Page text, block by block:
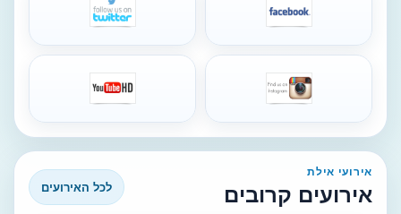
אירועי אילת
אירועים קרובים לכל האירועים